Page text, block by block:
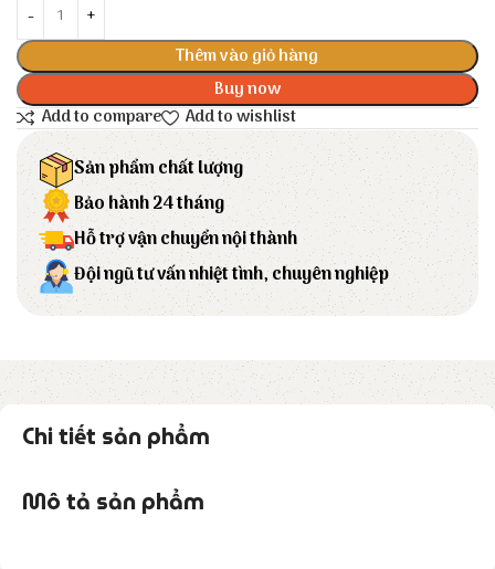
Thêm vào giỏ hàng
Buy now
Add to compare
Add to wishlist
Sản phẩm chất lượng
Bảo hành 24 tháng
Hỗ trợ vận chuyển nội thành
Đội ngũ tư vấn nhiệt tình, chuyên nghiệp
Chi tiết sản phẩm
Mô tả sản phẩm